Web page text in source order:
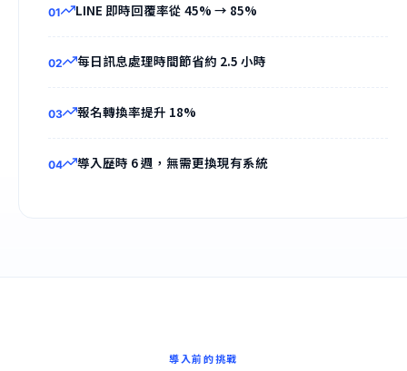
01 LINE 即時回覆率從 45% → 85%
02 每日訊息處理時間節省約 2.5 小時
03 報名轉換率提升 18%
04 導入歷時 6 週，無需更換現有系統
導入前的挑戰